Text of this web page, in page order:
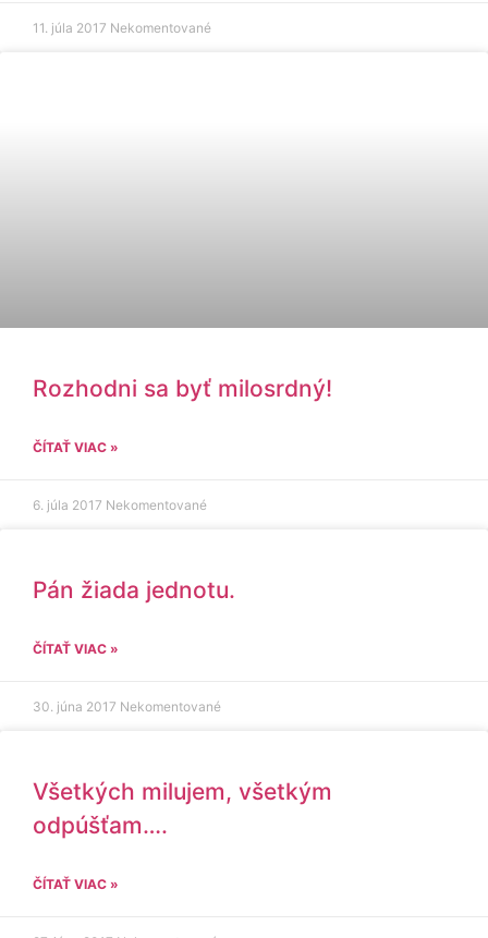
11. júla 2017 Nekomentované
Rozhodni sa byť milosrdný!
ČÍTAŤ VIAC »
6. júla 2017 Nekomentované
Pán žiada jednotu.
ČÍTAŤ VIAC »
30. júna 2017 Nekomentované
Všetkých milujem, všetkým
odpúšťam….
ČÍTAŤ VIAC »